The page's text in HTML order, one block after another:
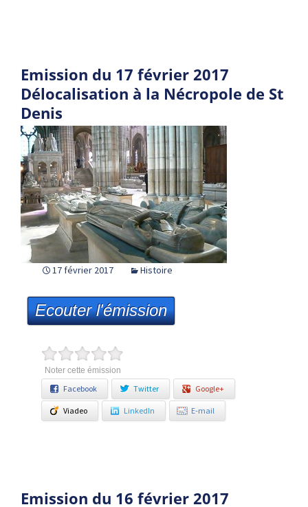
Emission du 17 février 2017
Délocalisation à la Nécropole de St
Denis
17 février 2017 Histoire
Ecouter l'émission
Noter cette émission
Facebook Twitter Google+
Viadeo LinkedIn E-mail
Emission du 16 février 2017